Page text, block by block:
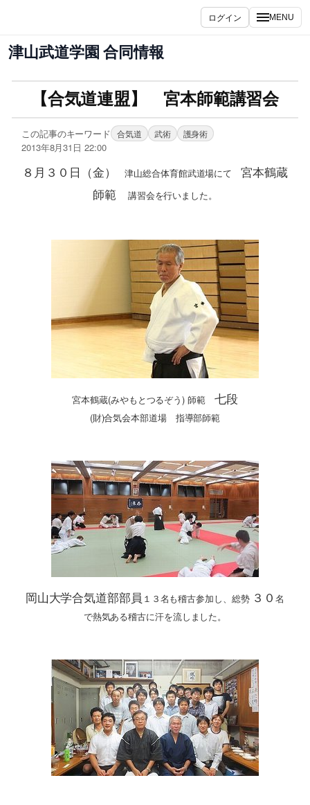
ログイン MENU
津山武道学園 合同情報
【合気道連盟】 宮本師範講習会
この記事のキーワード 合気道 武術 護身術
2013年8月31日 22:00
８月３０日（金） 津山総合体育館武道場にて宮本鶴蔵
師範
講習会を行いました。
宮本鶴蔵(みやもとつるぞう) 師範 七段
(財)合気会本部道場 指導部師範
岡山大学合気道部部員 １３名も稽古参加し、総勢 ３０名
で熱気ある稽古に汗を流しました。